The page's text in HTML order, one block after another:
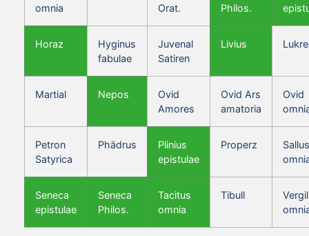
omnia
Orat.
Philos.
Horaz
Hyginus
fabulae
Juvenal
Satiren
Livius
Martial Nepos
Ovid
Amores
Ovid Ars
amatoria
Ovid
Petron
Satyrica
Phädrus
Plinius
epistulae
Properz
Seneca
epistulae
Seneca
Philos.
Tacitus
omnia
Tibull
Vergil